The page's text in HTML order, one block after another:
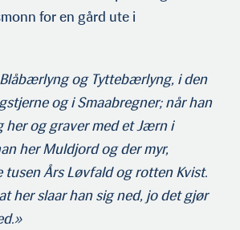
for en gård ute i
og Tyttebærlyng, i den
og i Smaabregner; når han
her og graver med et Jærn i
her Muldjord og der myr,
tusen Års Løvfald og rotten Kvist.
her slaar han sig ned, jo det gjør